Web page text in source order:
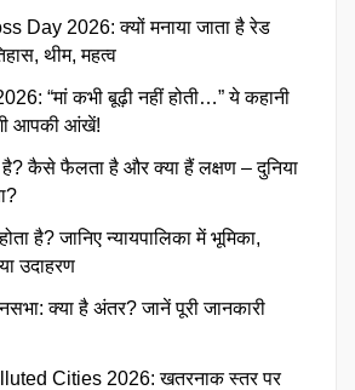
Day 2026: क्यों मनाया जाता है रेड
थीम, महत्व
“मां कभी बूढ़ी नहीं होती…” ये कहानी
आपकी आंखें!
कैसे फैलता है और क्या हैं लक्षण – दुनिया
है? जानिए न्यायपालिका में भूमिका,
उदाहरण
क्या है अंतर? जानें पूरी जानकारी
Cities 2026: खतरनाक स्तर पर